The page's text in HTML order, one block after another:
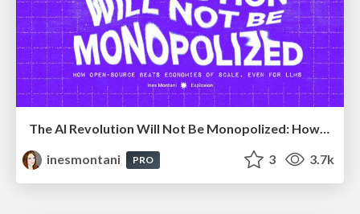
The AI Revolution Will Not Be Monopolized: How open-source beats economies of scale, even for LLMs
inesmontani
PRO 3 3.7k